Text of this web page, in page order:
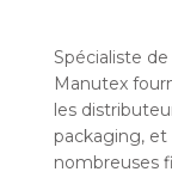
Spécialiste
Manutex
les
packaging, et
nombreuses